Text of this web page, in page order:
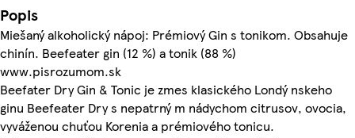
Popis
Miešaný alkoholický nápoj: Prémiový Gin s tonikom. Obsahuje
chinín. Beefeater gin (12 %) a tonik (88 %)
www.pisrozumom.sk
Beefater Dry Gin & Tonic je zmes klasického Londý nskeho
ginu Beefeater Dry s nepatrný m nádychom citrusov, ovocia,
vyváženou chuťou Korenia a prémiového tonicu.